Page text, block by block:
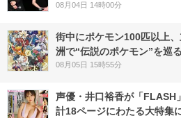
08月04日 14時00分
街中にポケモン100匹以上
洲で“伝説のポケモン”を巡
08月05日 15時55分
声優・井口裕香が「FLASH
計18ページにわたる大特集